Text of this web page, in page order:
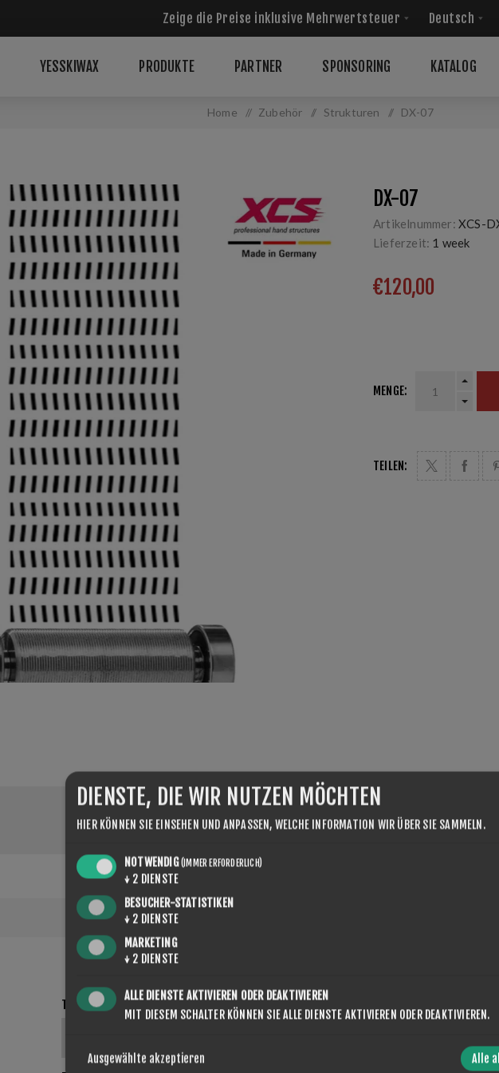
YESSKIWAX PRODUKTE PARTNER SPONSORING KATALOG
Home / Zubehör / Strukturen / DX-07
DX-07
Artikelnummer: XCS-
Lieferzeit: 1 week
€120,00
MENGE:
TEILEN:
TITEL FÜR DIE BEWERTUNG:
DIENSTE, DIE WIR NUTZEN MÖCHTEN
HIER KÖNNEN SIE EINSEHEN UND ANPASSEN, WELCHE INFORMATION WIR ÜBER SIE SAMMELN.
NOTWENDIG(IMMER ERFORDERLICH)
↓ 2 DIENSTE
BESUCHER-STATISTIKEN
↓ 2 DIENSTE
MARKETING
↓ 2 DIENSTE
ALLE DIENSTE AKTIVIEREN ODER DEAKTIVIEREN
MIT DIESEM SCHALTER KÖNNEN SIE ALLE DIENSTE AKTIVIEREN ODER DEAKTIVIEREN.
Ausgewählte akzeptieren Alle